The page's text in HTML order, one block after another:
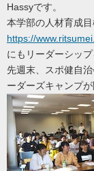
Hassyです。
本学部の人材育成
https://
にもリーダーシッ
先週末、スポ健自
ーダーズキャンプが